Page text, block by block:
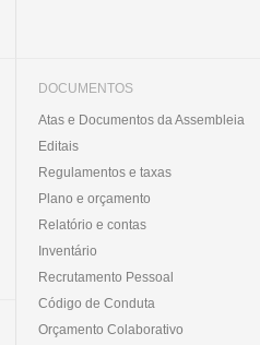
DOCUMENTOS
Atas e Documentos da Assembleia
Editais
Regulamentos e taxas
Plano e orçamento
Relatório e contas
Inventário
Recrutamento Pessoal
Código de Conduta
Orçamento Colaborativo